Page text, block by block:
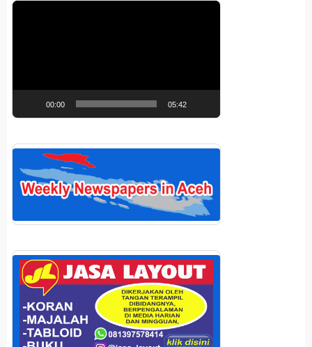
Pemutar
00:00 05:42